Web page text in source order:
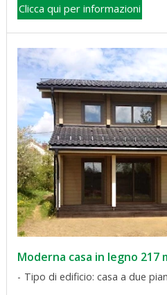
Clicca qui per informazioni
Moderna casa in legno 217
Tipo di edificio: casa a due